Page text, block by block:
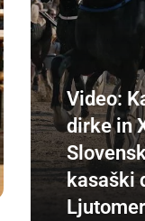
Video:
dirke in
kasaški